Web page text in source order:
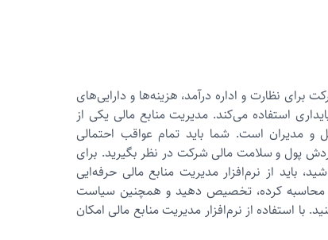
نظارت و اداره درآمد، هزینه‌ها و دارایی‌های
استفاده می‌کند. مدیریت منابع مالی یکی از
مدیران است. شما باید تمام عواقب احتمالی
پول و سلامت مالی شرکت در نظر بگیرید. برای
باید از نرم‌افزار مدیریت منابع مالی حرفه‌ایی
محاسبه کرده، تخصیص دهید و همچنین سیاست‌
با استفاده از نرم‌افزار مدیریت منابع مالی امکان